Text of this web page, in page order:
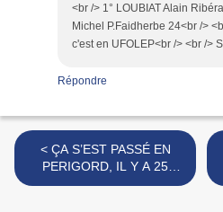
<br /> 1° LOUBIAT Alain
Michel P.Faidherbe 24<br />
c'est en UFOLEP<br /> <br />
Répondre
< ÇA S’EST PASSÉ EN
PERIGORD, IL Y A 25
ANS...semaine du 11 au 17